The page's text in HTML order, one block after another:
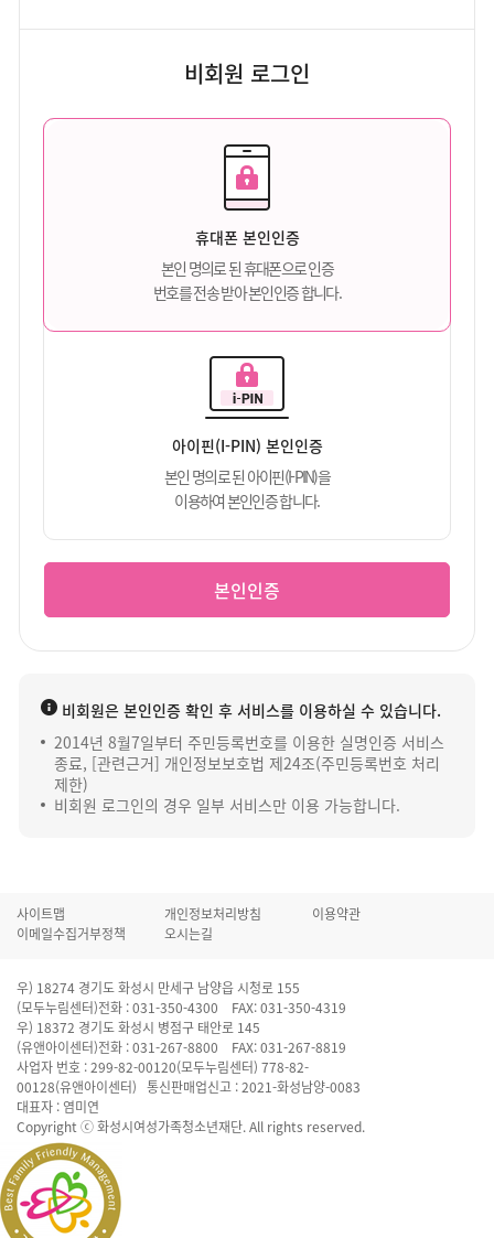
비회원 로그인
휴대폰 본인인증
본인 명의로 된 휴대폰으로 인증
번호를 전송 받아 본인인증 합니다.
아이핀(I-PIN) 본인인증
본인 명의로 된 아이핀(I-PIN)을
이용하여 본인인증 합니다.
본인인증
비회원은 본인인증 확인 후 서비스를 이용하실 수 있습니다.
2014년 8월7일부터 주민등록번호를 이용한 실명인증 서비스
종료, [관련근거] 개인정보보호법 제24조(주민등록번호 처리
제한)
비회원 로그인의 경우 일부 서비스만 이용 가능합니다.
사이트맵 개인정보처리방침
이용약관
이메일수집거부정책
오시는길
우) 18274 경기도 화성시 만세구 남양읍 시청로 155
(모두누림센터)전화 : 031-350-4300 FAX: 031-350-4319
우) 18372 경기도 화성시 병점구 태안로 145
(유앤아이센터)전화 : 031-267-8800 FAX: 031-267-8819
사업자 번호 : 299-82-00120(모두누림센터) 778-82-
00128(유앤아이센터) 통신판매업신고 : 2021-화성남양-0083
대표자 : 염미연
Copyright ⓒ 화성시여성가족청소년재단. All rights reserved.